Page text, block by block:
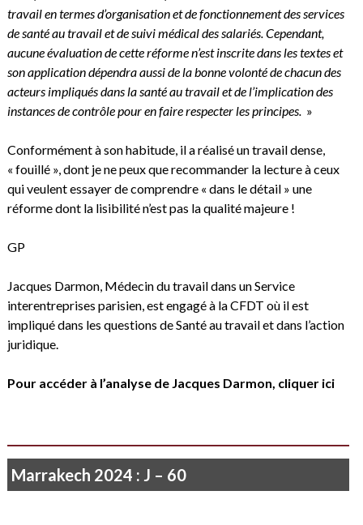
travail en termes d’organisation et de fonctionnement des services
de santé au travail et de suivi médical des salariés. Cependant,
aucune évaluation de cette réforme n’est inscrite dans les textes et
son application dépendra aussi de la bonne volonté de chacun des
acteurs impliqués dans la santé au travail et de l’implication des
instances de contrôle pour en faire respecter les principes. »
Conformément à son habitude, il a réalisé un travail dense,
« fouillé », dont je ne peux que recommander la lecture à ceux
qui veulent essayer de comprendre « dans le détail » une
réforme dont la lisibilité n’est pas la qualité majeure !
GP
Jacques Darmon, Médecin du travail dans un Service
interentreprises parisien, est engagé à la CFDT où il est
impliqué dans les questions de Santé au travail et dans l’action
juridique.
Pour accéder à l’analyse de Jacques Darmon, cliquer ici
Marrakech 2024 : J – 60
Je ne vois rien que le soleil qui poudroie…